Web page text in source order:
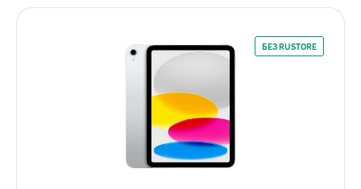
БЕЗ RUSTORE